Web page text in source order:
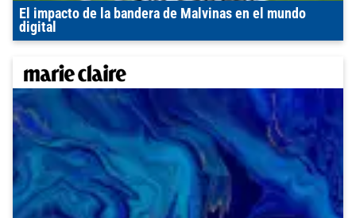
El impacto de la bandera de Malvinas en el mundo
digital